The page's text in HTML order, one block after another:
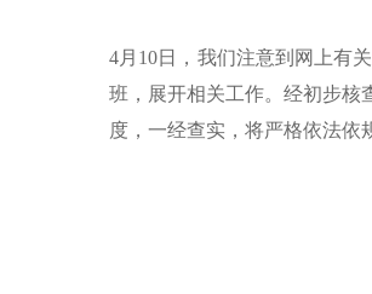
4月10日，我们注意到网上有
班，展开相关工作。经初步核
度，一经查实，将严格依法依